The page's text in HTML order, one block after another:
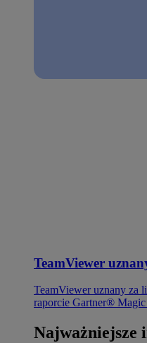
TeamViewer
TeamViewer uznany za
raporcie Gartner®
Najważniejsze